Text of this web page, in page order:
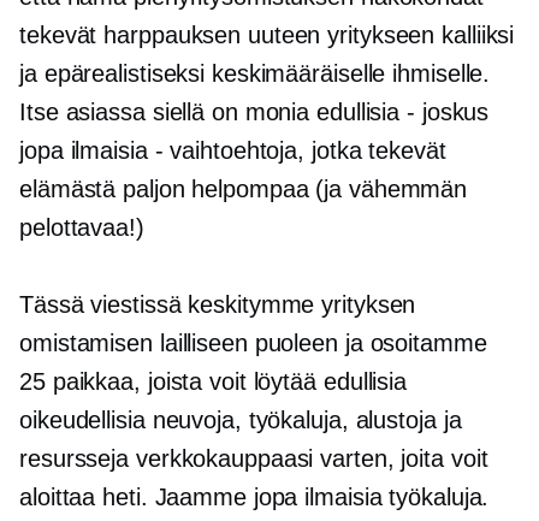
tekevät harppauksen uuteen yritykseen kalliiksi
ja epärealistiseksi keskimääräiselle ihmiselle.
Itse asiassa siellä on monia edullisia - joskus
jopa ilmaisia ​​- vaihtoehtoja, jotka tekevät
elämästä paljon helpompaa (ja vähemmän
pelottavaa!)
Tässä viestissä keskitymme yrityksen
omistamisen lailliseen puoleen ja osoitamme
25 paikkaa, joista voit löytää edullisia
oikeudellisia neuvoja, työkaluja, alustoja ja
resursseja verkkokauppaasi varten, joita voit
aloittaa heti. Jaamme jopa ilmaisia ​​työkaluja.